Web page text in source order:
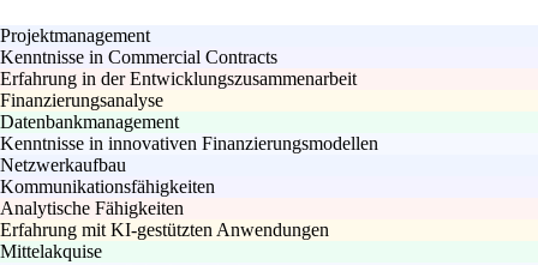
Projektmanagement
Kenntnisse in Commercial Contracts
Erfahrung in der Entwicklungszusammenarbeit
Finanzierungsanalyse
Datenbankmanagement
Kenntnisse in innovativen Finanzierungsmodellen
Netzwerkaufbau
Kommunikationsfähigkeiten
Analytische Fähigkeiten
Erfahrung mit KI-gestützten Anwendungen
Mittelakquise